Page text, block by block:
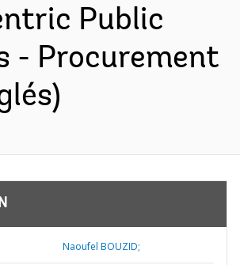
Public
- Procurement
Naoufel BOUZID;